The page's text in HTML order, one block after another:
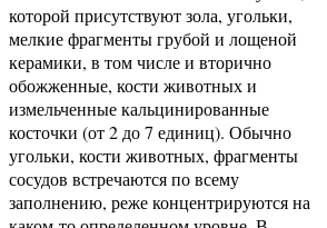
которой присутствуют зола, угольки,
мелкие фрагменты грубой и лощеной
керамики, в том числе и вторично
обожженные, кости животных и
измельченные кальцинированные
косточки (от 2 до 7 единиц). Обычно
угольки, кости животных, фрагменты
сосудов встречаются по всему
заполнению, реже концентрируются на